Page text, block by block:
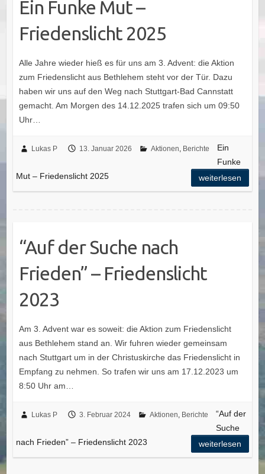
Ein Funke Mut –
Friedenslicht 2025
Alle Jahre wieder hieß es für uns am 3. Advent: die Aktion
zum Friedenslicht aus Bethlehem steht vor der Tür. Dazu
haben wir uns auf den Weg nach Stuttgart-Bad Cannstatt
gemacht. Am Morgen des 14.12.2025 trafen sich um 09:50
Uhr…
Lukas P 13. Januar 2026 Aktionen Berichte
Ein
Funke
Mut – Friedenslicht 2025
weiterlesen
“Auf der Suche nach
Frieden” – Friedenslicht
2023
Am 3. Advent war es soweit: die Aktion zum Friedenslicht
aus Bethlehem stand an. Wir fuhren wieder gemeinsam
nach Stuttgart um in der Christuskirche das Friedenslicht in
Empfang zu nehmen. So trafen wir uns am 17.12.2023 um
8:50 Uhr am…
Lukas P 3. Februar 2024 Aktionen, Berichte
“Auf der
Suche
nach Frieden” – Friedenslicht 2023
weiterlesen